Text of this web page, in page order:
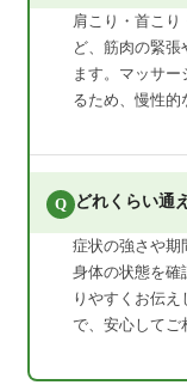
肩こり・首こ
ど、筋肉の緊
ます。マッサ
るため、慢性的
Q どれくらい通
症状の強さや期
身体の状態を確
りやすくお伝
で、安心してご